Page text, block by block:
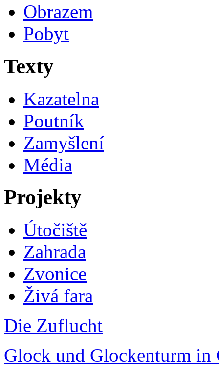
Obrazem
Pobyt
Texty
Kazatelna
Poutník
Zamyšlení
Média
Projekty
Útočiště
Zahrada
Zvonice
Živá fara
Die Zuflucht
Glock und Glockenturm in